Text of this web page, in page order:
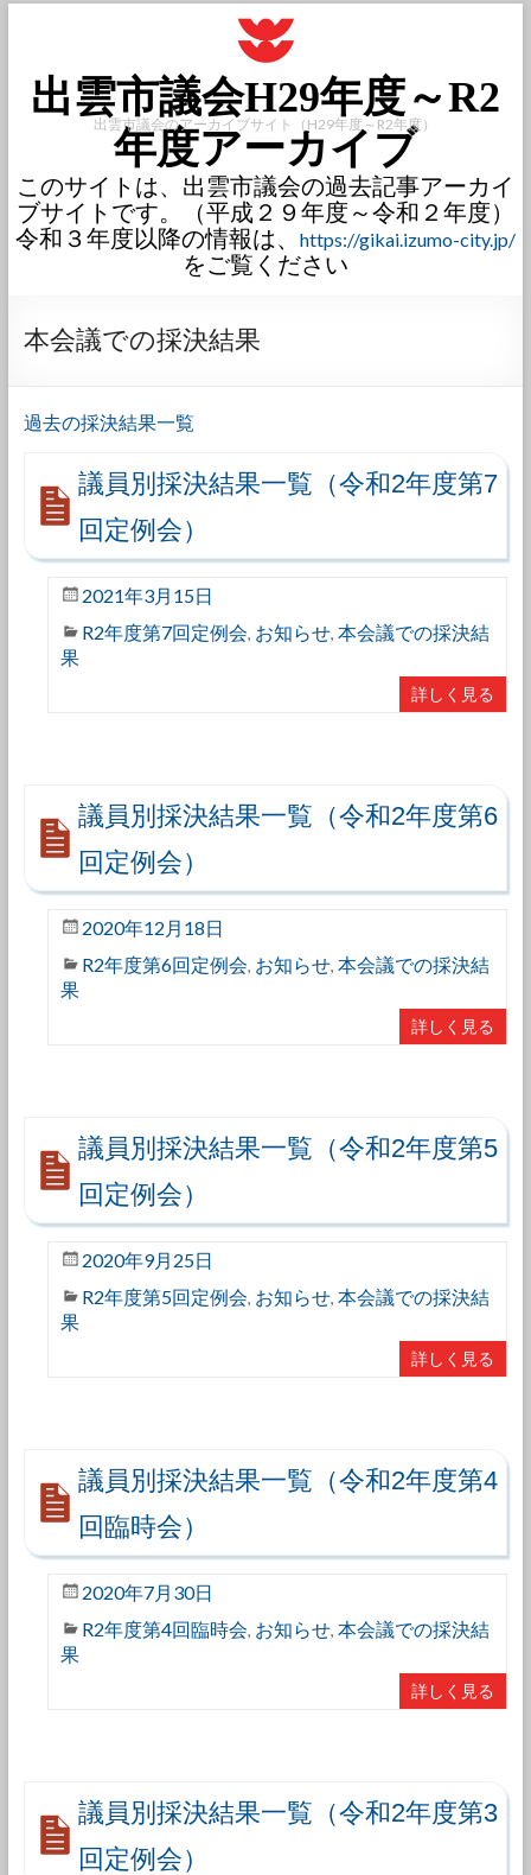
出雲市議会H29年度～R2
年度アーカイブ
出雲市議会のアーカイブサイト（H29年度～R2年度）
このサイトは、出雲市議会の過去記事アーカイ
ブサイトです。（平成２９年度～令和２年度）
令和３年度以降の情報は、
https://gikai.izumo-city.jp/
をご覧ください
本会議での採決結果
過去の採決結果一覧
議員別採決結果一覧（令和2年度第7
回定例会）
2021年3月15日
R2年度第7回定例会, お知らせ, 本会議での採決結
果
詳しく見る
議員別採決結果一覧（令和2年度第6
回定例会）
2020年12月18日
R2年度第6回定例会, お知らせ, 本会議での採決結
果
詳しく見る
議員別採決結果一覧（令和2年度第5
回定例会）
2020年9月25日
R2年度第5回定例会, お知らせ, 本会議での採決結
果
詳しく見る
議員別採決結果一覧（令和2年度第4
回臨時会）
2020年7月30日
R2年度第4回臨時会, お知らせ, 本会議での採決結
果
詳しく見る
議員別採決結果一覧（令和2年度第3
回定例会）